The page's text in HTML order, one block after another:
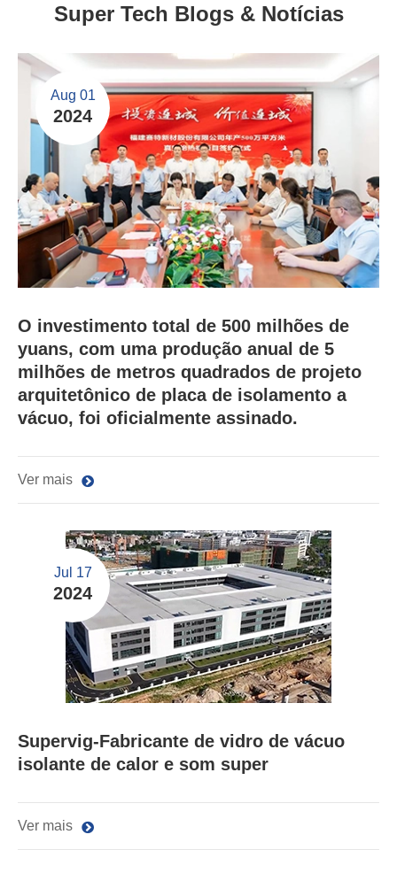
Super Tech Blogs & Notícias
Aug 01
2024
O investimento total de 500 milhões de
yuans, com uma produção anual de 5
milhões de metros quadrados de projeto
arquitetônico de placa de isolamento a
vácuo, foi oficialmente assinado.
Ver mais
Jul 17
2024
Supervig-Fabricante de vidro de vácuo
isolante de calor e som super
Ver mais